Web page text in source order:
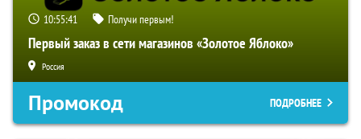
10:55:41 Получи первым!
Первый заказ в сети магазинов «Золотое Яблоко»
Россия
Промокод ПОДРОБНЕЕ